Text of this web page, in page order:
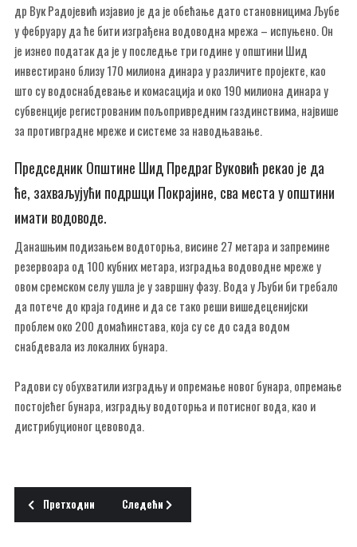
др Вук Радојевић изјавио је да је обећање дато становницима Љубе
у фебруару да ће бити изграђена водоводна мрежа – испуњено. Он
је изнео податак да је у последње три године у општини Шид
инвестирано близу 170 милиона динара у различите пројекте, као
што су водоснабдевање и комасација и око 190 милиона динара у
субвенције регистрованим пољопривредним газдинствима, највише
за противградне мреже и системе за наводњавање.
Председник Општине Шид Предраг Вуковић рекао је да
ће, захваљујући подршци Покрајине, сва места у општини
имати водоводе.
Данашњим подизањем водоторња, висине 27 метара и запремине
резервоара од 100 кубних метара, изградња водоводне мреже у
овом сремском селу ушла је у завршну фазу. Вода у Љуби би требало
да потече до краја године и да се тако реши вишедеценијски
проблем око 200 домаћинстава, која су се до сада водом
снабдевала из локалних бунара.
Радови су обухватили изградњу и опремање новог бунара, опремање
постојећег бунара, изградњу водоторња и потисног вода, као и
дистрибуционог цевовода.
Претходни чланак: Мигранти у Шиду премештени у друге прихватне
Претходни Следећи чланак: 11. САЈАМ СТВАРАЛАШТВА
Следећи